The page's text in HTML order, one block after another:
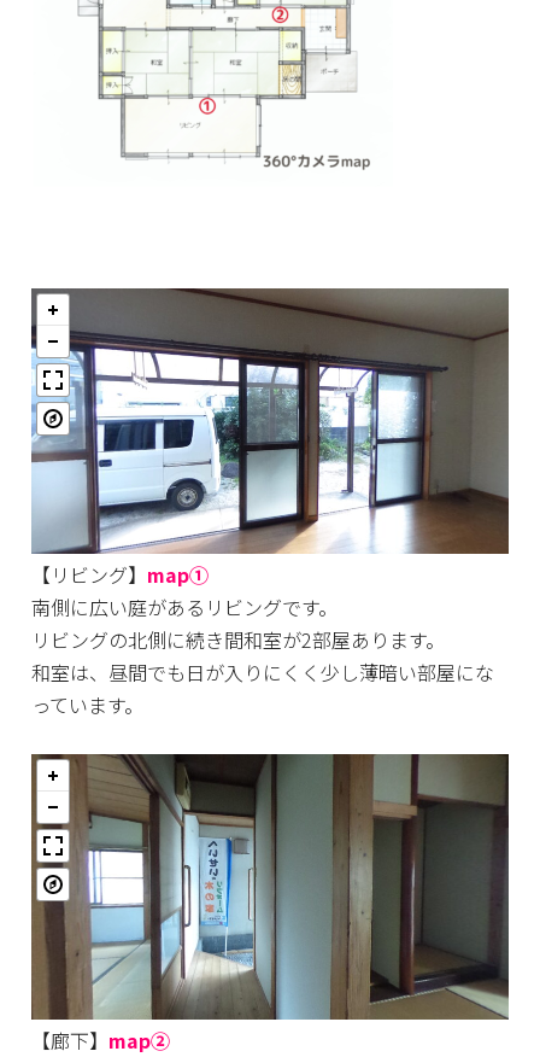
【リビング】 map①
南側に広い庭があるリビングです。
リビングの北側に続き間和室が2部屋あります。
和室は、昼間でも日が入りにくく少し薄暗い部屋にな
っています。
【廊下】 map②